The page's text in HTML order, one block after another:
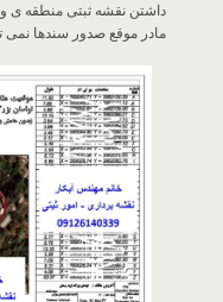
داشتن نقشه ثبتی منطقه ی
مادر موقع صدور سندها